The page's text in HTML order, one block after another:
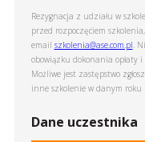
Rezygnacja z udziału w
przed rozpoczęciem
email szkolenia@ase.com.pl.
obowiązku dokonania opłaty
Możliwe jest zastępstwo
inne szkolenie w danym roku
Dane uczestnika